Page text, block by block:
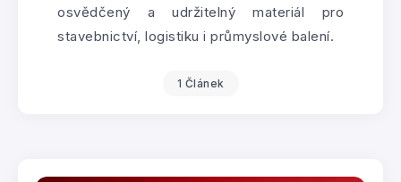
osvědčený a udržitelný materiál pro
stavebnictví, logistiku i průmyslové balení.
1 Článek